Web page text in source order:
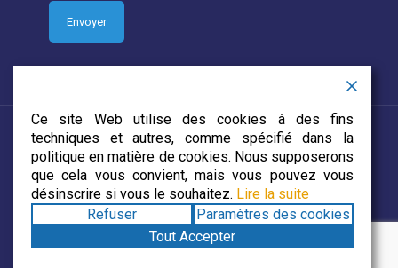
© 2019 CJECDN. Tous droits réservés. Site web conçu par
DevCorp Media
Ce site Web utilise des cookies à des fins
techniques et autres, comme spécifié dans la
politique en matière de cookies. Nous supposerons
que cela vous convient, mais vous pouvez vous
désinscrire si vous le souhaitez. Lire la suite
Refuser
Paramètres des cookies
Tout Accepter